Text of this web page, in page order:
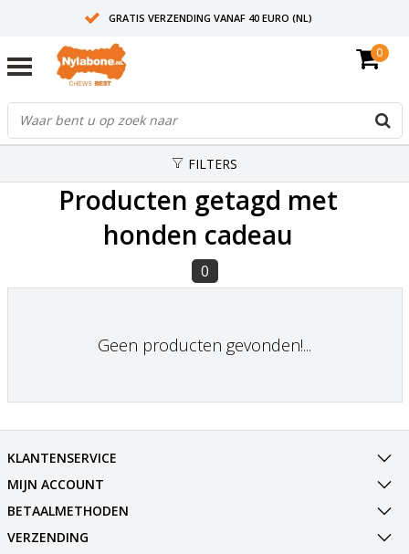
GRATIS VERZENDING VANAF 40 EURO (NL)
0
FILTERS
Producten getagd met
honden cadeau
0
Geen producten gevonden!...
KLANTENSERVICE
MIJN ACCOUNT
BETAALMETHODEN
VERZENDING